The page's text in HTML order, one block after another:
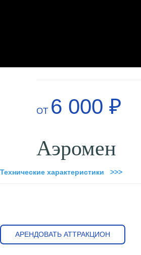
ОТ 6 000 ₽
Аэромен
Технические характеристики >>>
АРЕНДОВАТЬ АТТРАКЦИОН